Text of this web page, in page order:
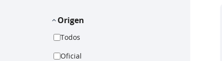
Origen
Todos
Oficial